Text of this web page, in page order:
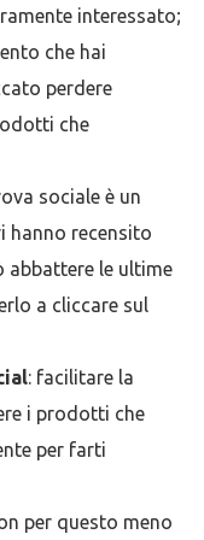
interessato;
che hai
perdere
che
sociale è un
hanno recensito
le ultime
a cliccare sul
: facilitare la
i prodotti che
per farti
per questo meno